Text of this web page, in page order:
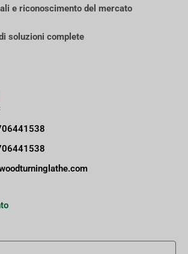
e riconoscimento del mercato
soluzioni complete